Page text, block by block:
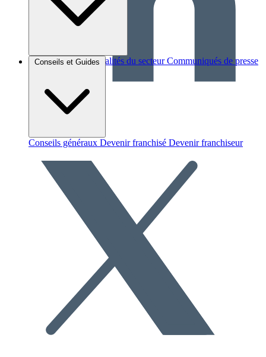
Brèves et actus Actualités du secteur Communiqués de presse
Conseils et Guides
Conseils généraux Devenir franchisé Devenir franchiseur